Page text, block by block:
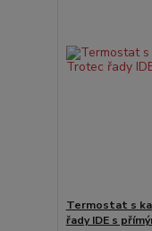
Termostat s
řady IDE s